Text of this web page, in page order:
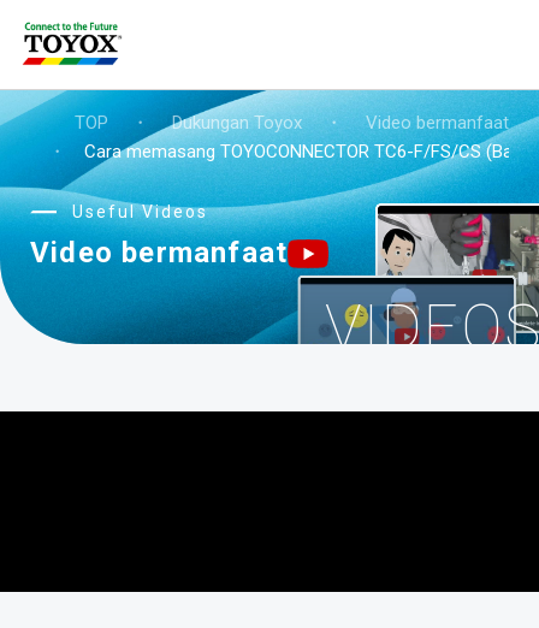
TOP ・ Dukungan Toyox ・
Video bermanfaat
・
Cara memasang TOYOCONNECTOR TC6-F/FS/CS (Baja
Useful Videos
Video bermanfaat